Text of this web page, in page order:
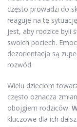
często prowadzi do
reaguje na tę
jest, aby rodzice byli
swoich pociech.
dezorientacja są
rozwód.
Wielu dzieciom
często oznacza
obojgiem rodziców.
kluczowe dla ich